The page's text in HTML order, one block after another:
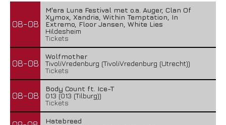
08-08
M'era Luna Festival met o.a. Auger, Clan Of
Xymox, Xandria, Within Temptation, In
Extremo, Floor Jansen, White Lies
Hildesheim
Tickets
08-08
Wolfmother
TivoliVredenburg (TivoliVredenburg (Utrecht))
Tickets
08-08
Body Count ft. Ice-T
013 (013 (Tilburg))
Tickets
Hatebreed